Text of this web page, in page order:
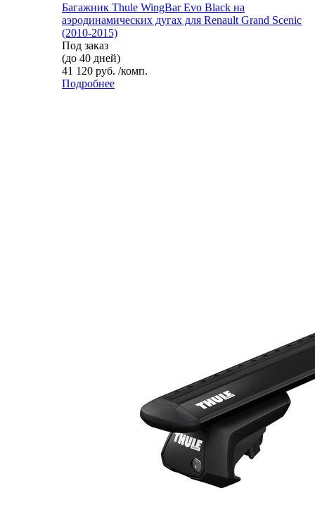
Багажник Thule WingBar Evo Black на
аэродинамических дугах для Renault Grand Scenic
(2010-2015)
Под заказ
(до 40 дней)
41 120 руб. /комп.
Подробнее